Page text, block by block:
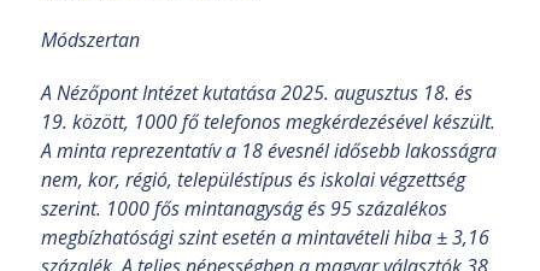
Módszertan
A Nézőpont Intézet kutatása 2025. augusztus 18. és
19. között, 1000 fő telefonos megkérdezésével készült.
A minta reprezentatív a 18 évesnél idősebb lakosságra
nem, kor, régió, településtípus és iskolai végzettség
szerint. 1000 fős mintanagyság és 95 százalékos
megbízhatósági szint esetén a mintavételi hiba ± 3,16